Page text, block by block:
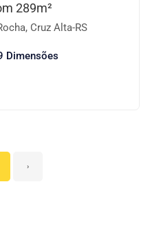
289m²
Cruz Alta-RS
Dimensões
›